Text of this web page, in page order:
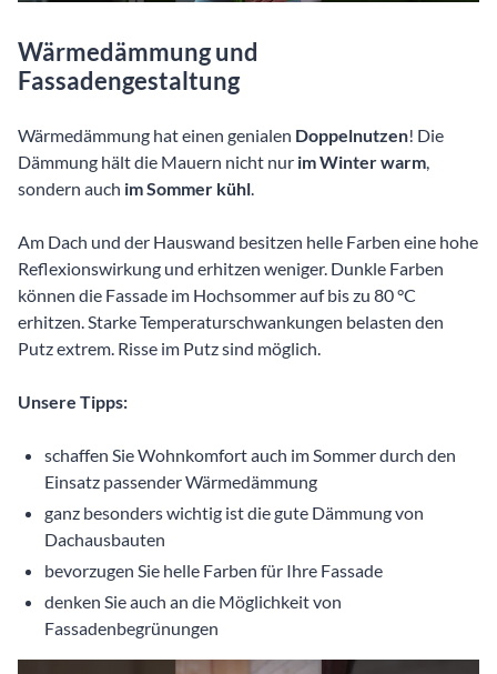
Wärmedämmung und
Fassadengestaltung
Wärmedämmung hat einen genialen Doppelnutzen! Die
Dämmung hält die Mauern nicht nur im Winter warm
sondern auch im Sommer kühl
Am Dach und der Hauswand besitzen helle Farben eine hohe
Reflexionswirkung und erhitzen weniger. Dunkle Farben
können die Fassade im Hochsommer auf bis zu 80 °C
erhitzen. Starke Temperaturschwankungen belasten den
Putz extrem. Risse im Putz sind möglich.
Unsere Tipps:
schaffen Sie Wohnkomfort auch im Sommer durch den
Einsatz passender Wärmedämmung
ganz besonders wichtig ist die gute Dämmung von
Dachausbauten
bevorzugen Sie helle Farben für Ihre Fassade
denken Sie auch an die Möglichkeit von
Fassadenbegrünungen